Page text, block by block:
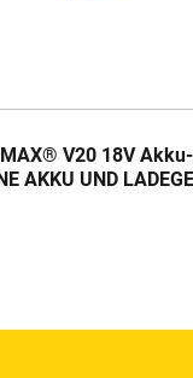
V20 18V
AKKU UND